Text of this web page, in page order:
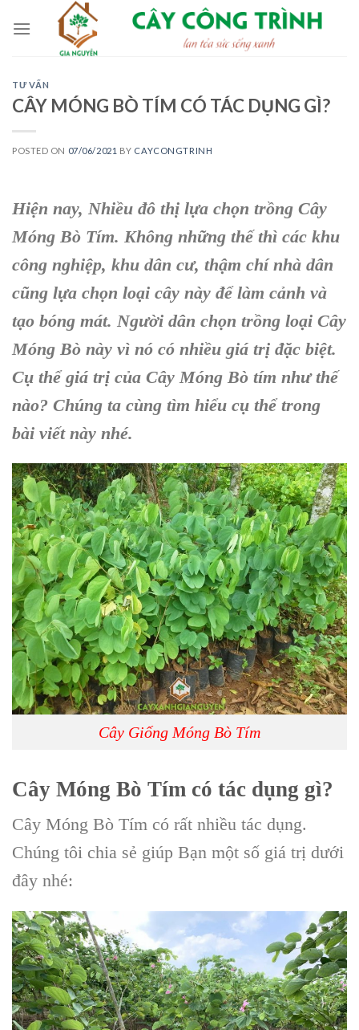
TƯ VẤN
CÂY MÓNG BÒ TÍM CÓ TÁC DỤNG GÌ?
POSTED ON 07/06/2021 BY CAYCONGTRINH
Hiện nay, Nhiều đô thị lựa chọn trồng Cây
Móng Bò Tím. Không những thế thì các khu
công nghiệp, khu dân cư, thậm chí nhà dân
cũng lựa chọn loại cây này để làm cảnh và
tạo bóng mát. Người dân chọn trồng loại Cây
Móng Bò này vì nó có nhiều giá trị đặc biệt.
Cụ thể giá trị của Cây Móng Bò tím như thế
nào? Chúng ta cùng tìm hiểu cụ thể trong
bài viết này nhé.
Cây Giống Móng Bò Tím
Cây Móng Bò Tím có tác dụng gì?
Cây Móng Bò Tím có rất nhiều tác dụng.
Chúng tôi chia sẻ giúp Bạn một số giá trị dưới
đây nhé: